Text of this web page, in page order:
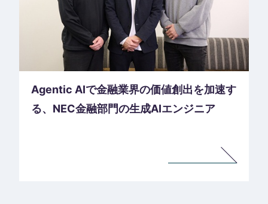
Agentic AIで金融業界の価値創出を加速す
る、NEC金融部門の生成AIエンジニア